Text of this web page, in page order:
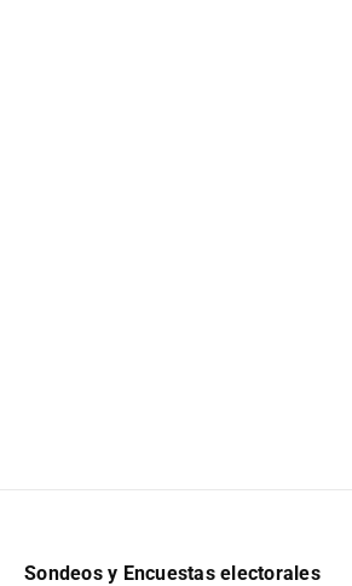
Sondeos y Encuestas electorales